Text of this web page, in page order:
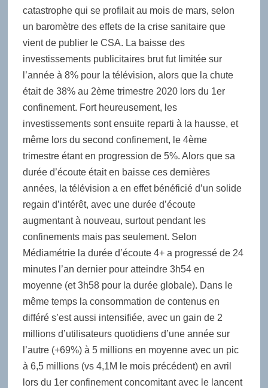
catastrophe qui se profilait au mois de mars, selon
un baromètre des effets de la crise sanitaire que
vient de publier le CSA. La baisse des
investissements publicitaires brut fut limitée sur
l’année à 8% pour la télévision, alors que la chute
était de 38% au 2ème trimestre 2020 lors du 1er
confinement. Fort heureusement, les
investissements sont ensuite reparti à la hausse, et
même lors du second confinement, le 4ème
trimestre étant en progression de 5%. Alors que sa
durée d’écoute était en baisse ces dernières
années, la télévision a en effet bénéficié d’un solide
regain d’intérêt, avec une durée d’écoute
augmentant à nouveau, surtout pendant les
confinements mais pas seulement. Selon
Médiamétrie la durée d’écoute 4+ a progressé de 24
minutes l’an dernier pour atteindre 3h54 en
moyenne (et 3h58 pour la durée globale). Dans le
même temps la consommation de contenus en
différé s’est aussi intensifiée, avec un gain de 2
millions d’utilisateurs quotidiens d’une année sur
l’autre (+69%) à 5 millions en moyenne avec un pic
à 6,5 millions (vs 4,1M le mois précédent) en avril
lors du 1er confinement concomitant avec le lancent